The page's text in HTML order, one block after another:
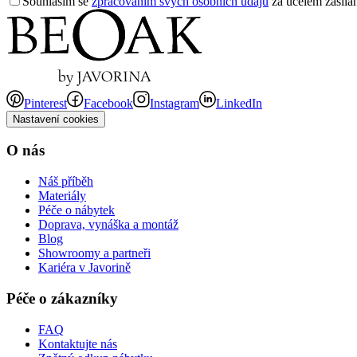
Pinterest Facebook Instagram LinkedIn
Nastavení cookies
O nás
Náš příběh
Materiály
Péče o nábytek
Doprava, vynáška a montáž
Blog
Showroomy a partneři
Kariéra v Javorině
Péče o zákazníky
FAQ
Kontaktujte nás